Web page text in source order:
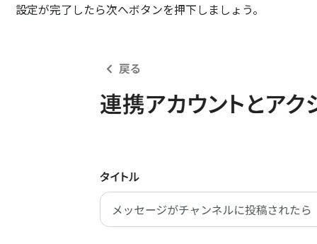
設定が完了したら次へボタンを押下しましょう。